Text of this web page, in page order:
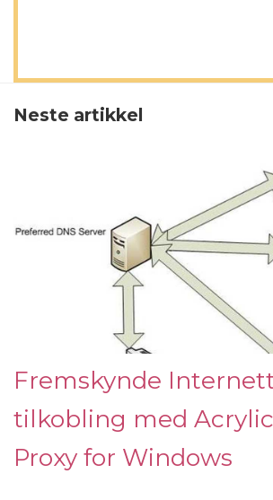
Neste artikkel
Fremskynde
tilkobling med
Proxy for Windows